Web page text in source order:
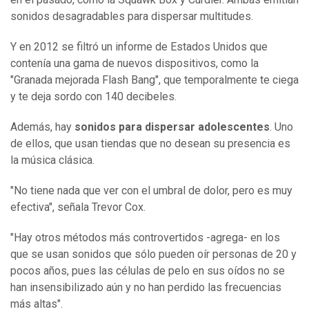
sonidos desagradables para dispersar multitudes.
Y en 2012 se filtró un informe de Estados Unidos que
contenía una gama de nuevos dispositivos, como la
"Granada mejorada Flash Bang", que temporalmente te ciega
y te deja sordo con 140 decibeles.
Además, hay sonidos para dispersar adolescentes. Uno
de ellos, que usan tiendas que no desean su presencia es
la música clásica.
"No tiene nada que ver con el umbral de dolor, pero es muy
efectiva", señala Trevor Cox.
"Hay otros métodos más controvertidos -agrega- en los
que se usan sonidos que sólo pueden oír personas de 20 y
pocos años, pues las células de pelo en sus oídos no se
han insensibilizado aún y no han perdido las frecuencias
más altas".